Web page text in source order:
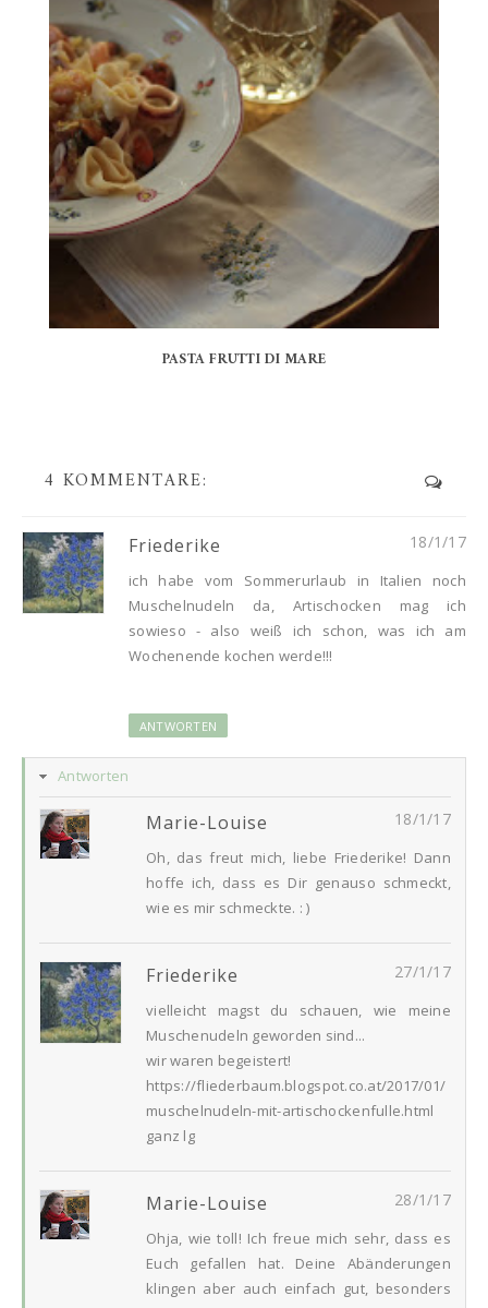
PASTA FRUTTI DI MARE
4 KOMMENTARE:
Friederike 18/1/17
ich habe vom Sommerurlaub in Italien noch
Muschelnudeln da, Artischocken mag ich
sowieso - also weiß ich schon, was ich am
Wochenende kochen werde!!!
ANTWORTEN
Antworten
Marie-Louise 18/1/17
Oh, das freut mich, liebe Friederike! Dann
hoffe ich, dass es Dir genauso schmeckt,
wie es mir schmeckte. : )
Friederike 27/1/17
vielleicht magst du schauen, wie meine
Muschenudeln geworden sind...
wir waren begeistert!
https://fliederbaum.blogspot.co.at/2017/01/
muschelnudeln-mit-artischockenfulle.html
ganz lg
Marie-Louise 28/1/17
Ohja, wie toll! Ich freue mich sehr, dass es
Euch gefallen hat. Deine Abänderungen
klingen aber auch einfach gut, besonders